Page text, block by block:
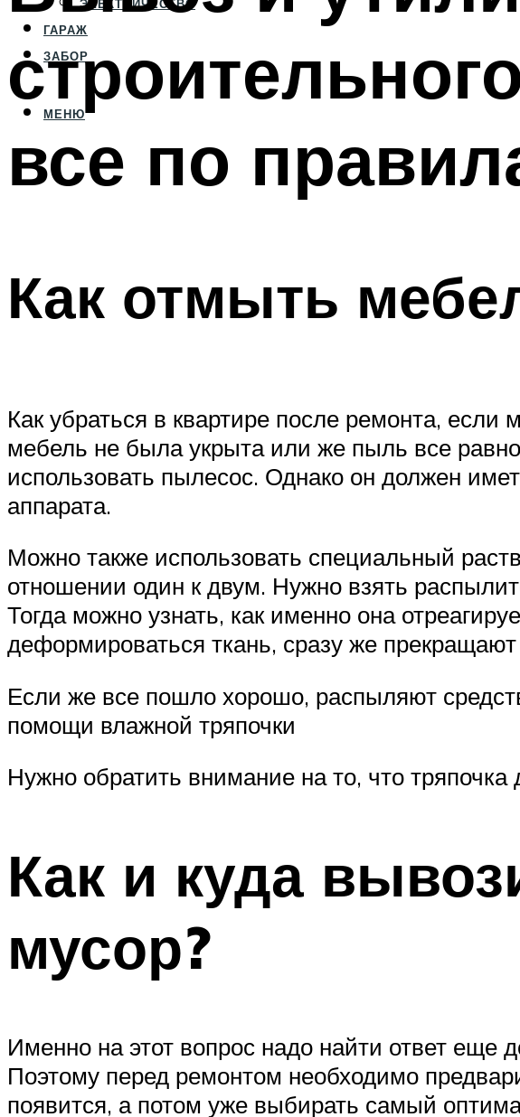
ЭЛЕКТРИЧЕСТВО
ГАРАЖ
ЗАБОР
МЕНЮ
все по
Как отмыть
Как убраться в квартире после ремонта,
мебель не была укрыта или же пыль все
использовать пылесос. Однако он должен
аппарата.
Можно также использовать специальный
отношении один к двум. Нужно взять
Тогда можно узнать, как именно она
деформироваться ткань, сразу же
Если же все пошло хорошо, распыляют
помощи влажной тряпочки
Нужно обратить внимание на то, что
Как и куда
мусор?
Именно на этот вопрос надо найти ответ еще
Поэтому перед ремонтом необходимо
появится, а потом уже выбирать самый